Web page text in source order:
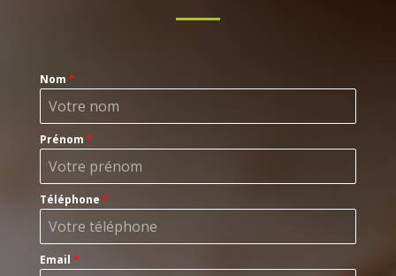
Nom *
Prénom *
Téléphone *
Email *